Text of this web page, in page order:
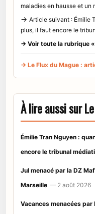
maladies en hausse et un
→ Article suivant : Émilie
plus, il faut encore le
→ Voir toute la rubrique
→ Le Flux du Mague :
À lire aussi sur
Émilie Tran Nguyen :
encore le tribunal
Jul menacé par la DZ
Marseille — 2 août 2026
Vacances menacées